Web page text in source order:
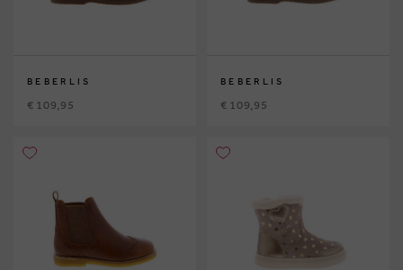
BEBERLIS
€ 109,95
BEBERLIS
€ 109,95